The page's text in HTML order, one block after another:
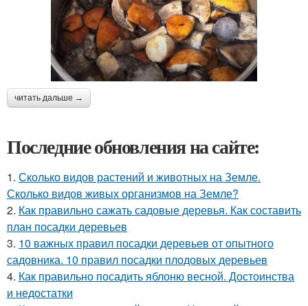
читать дальше →
Последние обновления на сайте:
1. Сколько видов растений и животных на Земле.
Сколько видов живых организмов на Земле?
2. Как правильно сажать садовые деревья. Как составить
план посадки деревьев
3. 10 важных правил посадки деревьев от опытного
садовника. 10 правил посадки плодовых деревьев
4. Как правильно посадить яблоню весной. Достоинства
и недостатки